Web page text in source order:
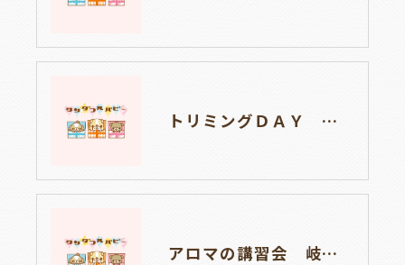
トリミングＤＡＹ 岐阜県養老町ブリーダーのワンダフルパピーです。
アロマの講習会 岐阜県養老町ブリーダーのワンダフルパピーです。